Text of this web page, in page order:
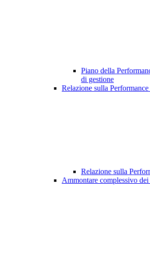
Piano della
di gestione
Relazione sulla Performance
Relazione sulla
Ammontare complessivo dei